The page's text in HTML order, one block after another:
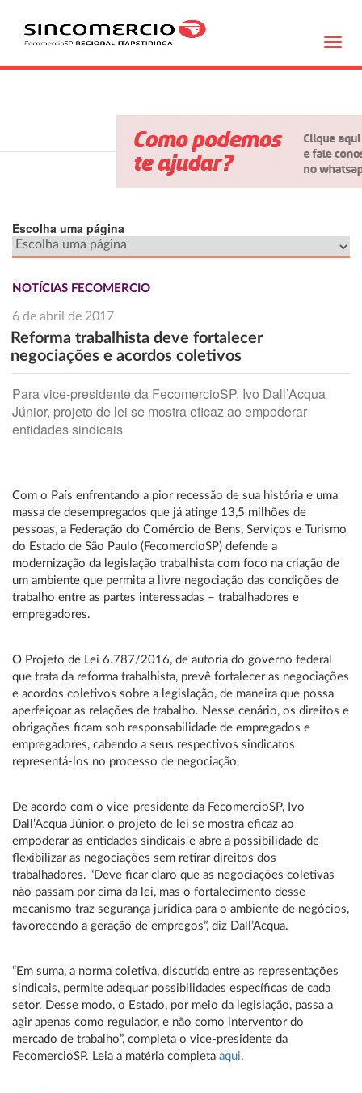
Escolha uma página
NOTÍCIAS FECOMERCIO
6 de abril de 2017
Reforma trabalhista deve fortalecer
negociações e acordos coletivos
Para vice-presidente da FecomercioSP, Ivo Dall’Acqua
Júnior, projeto de lei se mostra eficaz ao empoderar
entidades sindicais
Com o País enfrentando a pior recessão de sua história e uma
massa de desempregados que já atinge 13,5 milhões de
pessoas, a Federação do Comércio de Bens, Serviços e Turismo
do Estado de São Paulo (FecomercioSP) defende a
modernização da legislação trabalhista com foco na criação de
um ambiente que permita a livre negociação das condições de
trabalho entre as partes interessadas – trabalhadores e
empregadores.
O Projeto de Lei 6.787/2016, de autoria do governo federal
que trata da reforma trabalhista, prevê fortalecer as negociações
e acordos coletivos sobre a legislação, de maneira que possa
aperfeiçoar as relações de trabalho. Nesse cenário, os direitos e
obrigações ficam sob responsabilidade de empregados e
empregadores, cabendo a seus respectivos sindicatos
representá-los no processo de negociação.
De acordo com o vice-presidente da FecomercioSP, Ivo
Dall’Acqua Júnior, o projeto de lei se mostra eficaz ao
empoderar as entidades sindicais e abre a possibilidade de
flexibilizar as negociações sem retirar direitos dos
trabalhadores. “Deve ficar claro que as negociações coletivas
não passam por cima da lei, mas o fortalecimento desse
mecanismo traz segurança jurídica para o ambiente de negócios,
favorecendo a geração de empregos”, diz Dall’Acqua.
“Em suma, a norma coletiva, discutida entre as representações
sindicais, permite adequar possibilidades específicas de cada
setor. Desse modo, o Estado, por meio da legislação, passa a
agir apenas como regulador, e não como interventor do
mercado de trabalho”, completa o vice-presidente da
FecomercioSP. Leia a matéria completa aqui.